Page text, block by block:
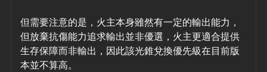
但需要注意的是，火主本身雖然有一定的輸出能力，
但放棄抗傷能力追求輸出並非優選，火主更適合提供
生存保障而非輸出，因此該光錐兌換優先級在目前版
本並不算高。